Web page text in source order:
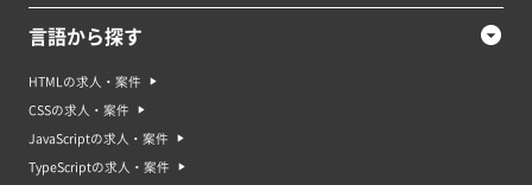
言語から探す
HTMLの求人・案件
CSSの求人・案件
JavaScriptの求人・案件
TypeScriptの求人・案件